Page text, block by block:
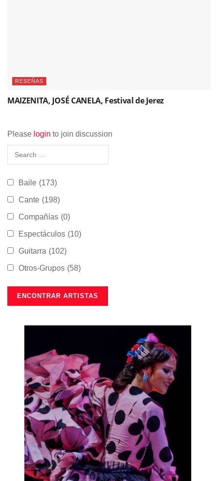
RESEÑAS
MAIZENITA, JOSÉ CANELA, Festival de Jerez
Please login to join discussion
Baile (173)
Cante (198)
Compañías (0)
Espectáculos (10)
Guitarra (102)
Otros-Grupos (58)